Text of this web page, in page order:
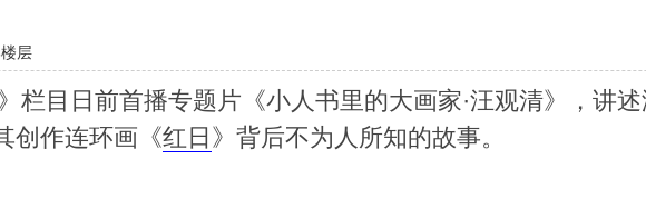
层
栏目日前首播专题片《小人书里的大画家·汪观清》，讲
创作连环画《红日 》背后不为人所知的故事。